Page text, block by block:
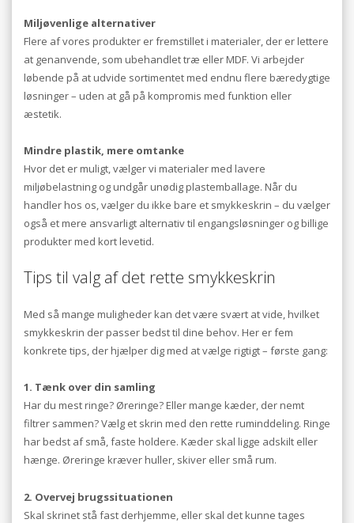
Miljøvenlige alternativer
Flere af vores produkter er fremstillet i materialer, der er lettere
at genanvende, som ubehandlet træ eller MDF. Vi arbejder
løbende på at udvide sortimentet med endnu flere bæredygtige
løsninger – uden at gå på kompromis med funktion eller
æstetik.
Mindre plastik, mere omtanke
Hvor det er muligt, vælger vi materialer med lavere
miljøbelastning og undgår unødig plastemballage. Når du
handler hos os, vælger du ikke bare et smykkeskrin – du vælger
også et mere ansvarligt alternativ til engangsløsninger og billige
produkter med kort levetid.
Tips til valg af det rette smykkeskrin
Med så mange muligheder kan det være svært at vide, hvilket
smykkeskrin der passer bedst til dine behov. Her er fem
konkrete tips, der hjælper dig med at vælge rigtigt – første gang:
1. Tænk over din samling
Har du mest ringe? Øreringe? Eller mange kæder, der nemt
filtrer sammen? Vælg et skrin med den rette ruminddeling. Ringe
har bedst af små, faste holdere. Kæder skal ligge adskilt eller
hænge. Øreringe kræver huller, skiver eller små rum.
2. Overvej brugssituationen
Skal skrinet stå fast derhjemme, eller skal det kunne tages